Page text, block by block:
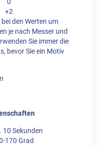
0
+2
den Werten um
je nach Messer und
Sie immer die
bevor Sie ein Motiv
10 Sekunden
170 Grad